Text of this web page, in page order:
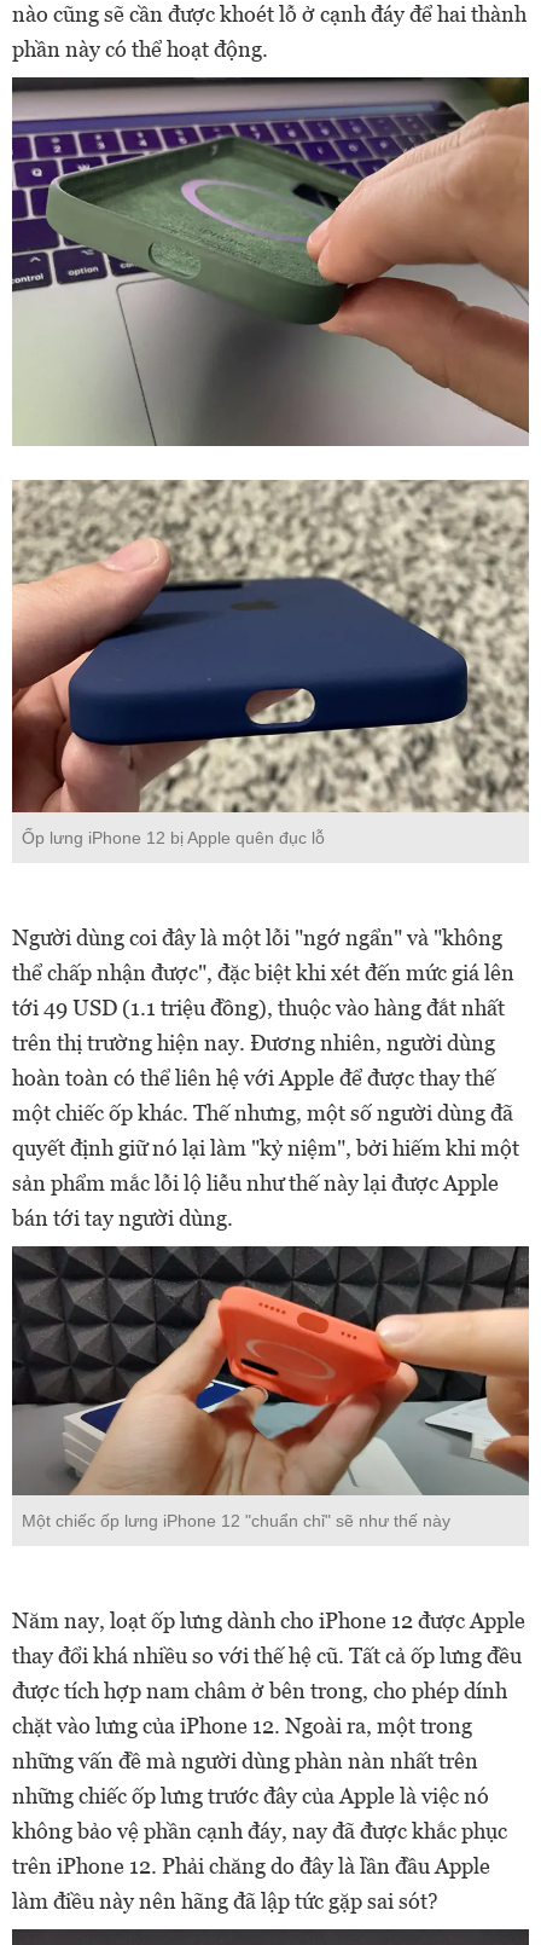
nào cũng sẽ cần được khoét lỗ ở cạnh đáy để hai thành
phần này có thể hoạt động.
Ốp lưng iPhone 12 bị Apple quên đục lỗ
Người dùng coi đây là một lỗi "ngớ ngẩn" và "không
thể chấp nhận được", đặc biệt khi xét đến mức giá lên
tới 49 USD (1.1 triệu đồng), thuộc vào hàng đắt nhất
trên thị trường hiện nay. Đương nhiên, người dùng
hoàn toàn có thể liên hệ với Apple để được thay thế
một chiếc ốp khác. Thế nhưng, một số người dùng đã
quyết định giữ nó lại làm "kỷ niệm", bởi hiếm khi một
sản phẩm mắc lỗi lộ liễu như thế này lại được Apple
bán tới tay người dùng.
Một chiếc ốp lưng iPhone 12 "chuẩn chỉ" sẽ như thế này
Năm nay, loạt ốp lưng dành cho iPhone 12 được Apple
thay đổi khá nhiều so với thế hệ cũ. Tất cả ốp lưng đều
được tích hợp nam châm ở bên trong, cho phép dính
chặt vào lưng của iPhone 12. Ngoài ra, một trong
những vấn đề mà người dùng phàn nàn nhất trên
những chiếc ốp lưng trước đây của Apple là việc nó
không bảo vệ phần cạnh đáy, nay đã được khắc phục
trên iPhone 12. Phải chăng do đây là lần đầu Apple
làm điều này nên hãng đã lập tức gặp sai sót?